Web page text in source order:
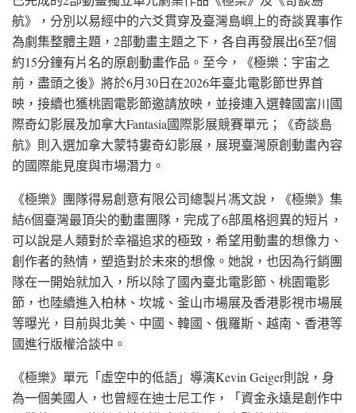
航》，分別以易經中的六爻貫穿及臺灣島嶼上的奇談異事作
為劇集整體主題，2部動畫主題之下，各自再發展出6至7個
約15分鐘有片名的原創動畫作品。至今，《極樂：宇宙之
前，盡頭之後》將於6月30日在2026年臺北電影節世界首
映，接續也獲桃園電影節邀請放映，並接連入選韓國富川國
際奇幻影展及加拿大Fantasia國際影展競賽單元；《奇談島
航》則入選加拿大蒙特婁奇幻影展，展現臺灣原創動畫內容
的國際能見度與市場潛力。
《極樂》團隊得易創意有限公司總製片馮文說，《極樂》集
結6個臺灣最頂尖的動畫團隊，完成了6部風格迥異的短片，
可以說是人類對於幸福追求的極致，希望用動畫的想像力、
創作者的熱情，塑造對於未來的想像。她說，也因為行銷團
隊在一開始就加入，所以除了國內臺北電影節、桃園電影
節，也陸續進入柏林、坎城、釜山市場展及香港影視市場展
等曝光，目前與北美、中國、韓國、俄羅斯、越南、香港等
國進行版權洽談中。
《極樂》單元「虛空中的低語」導演Kevin Geiger則說，身
為一個美國人，也曾經在迪士尼工作，「資金永遠是創作中